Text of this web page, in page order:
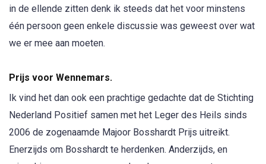
in de ellende zitten denk ik steeds dat het voor minstens
één persoon geen enkele discussie was geweest over wat
we er mee aan moeten.
Prijs voor Wennemars.
Ik vind het dan ook een prachtige gedachte dat de Stichting
Nederland Positief samen met het Leger des Heils sinds
2006 de zogenaamde Majoor Bosshardt Prijs uitreikt.
Enerzijds om Bosshardt te herdenken. Anderzijds, en